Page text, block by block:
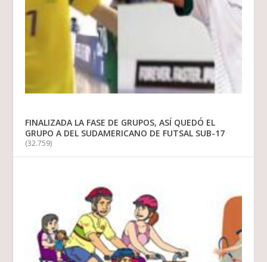
FINALIZADA LA FASE DE GRUPOS, ASÍ QUEDÓ EL
GRUPO A DEL SUDAMERICANO DE FUTSAL SUB-17
(32.759)